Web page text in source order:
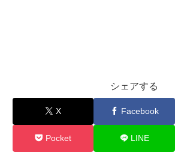
シェアする
X Facebook
Pocket LINE